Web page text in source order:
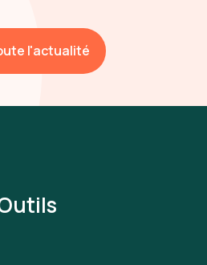
l'actualité